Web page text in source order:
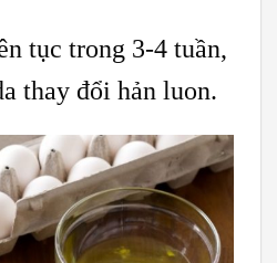
tục trong 3-4 tuần,
thay đổi hản luon.